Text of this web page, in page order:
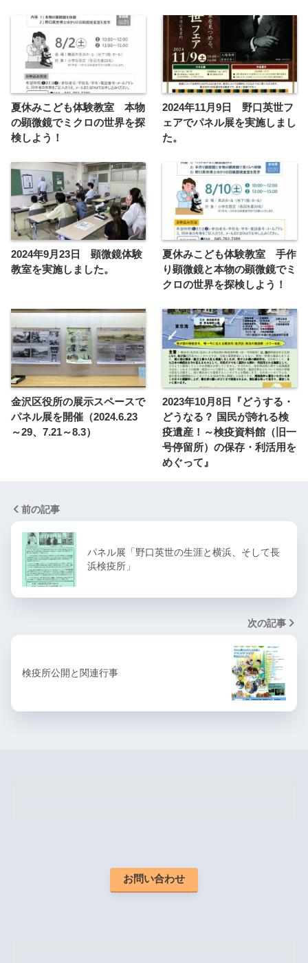
夏休みこども体験教室 本物
の顕微鏡でミクロの世界を探
検しよう！
2024年11月9日 野口英世フ
ェアでパネル展を実施しまし
た。
2024年9月23日 顕微鏡体験
教室を実施しました。
夏休みこども体験教室 手作
り顕微鏡と本物の顕微鏡でミ
クロの世界を探検しよう！
金沢区役所の展示スペースで
パネル展を開催（2024.6.23
～29、7.21～8.3）
2023年10月8日『どうする・
どうなる？ 国民が誇れる検
疫遺産！～検疫資料館（旧一
号停留所）の保存・利活用を
めぐって』
前の記事
パネル展「野口英世の生涯と横浜、そして長
浜検疫所」
次の記事
検疫所公開と関連行事
お問い合わせ